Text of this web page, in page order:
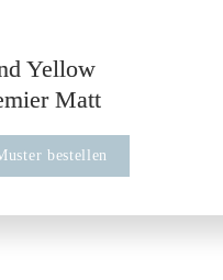
Yellow
Matt
bestellen